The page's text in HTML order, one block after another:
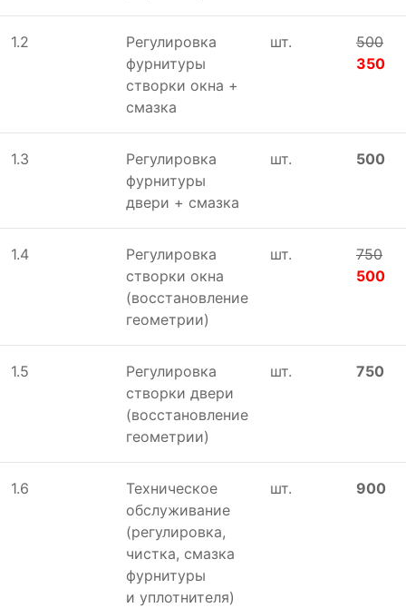
1.2
Регулировка
фурнитуры
створки окна +
смазка
шт.
500
350
1.3
Регулировка
фурнитуры
двери + смазка
шт. 500
1.4
Регулировка
створки окна
(восстановление
геометрии)
шт.
750
500
1.5
Регулировка
створки двери
(восстановление
геометрии)
шт. 750
1.6
Техническое
обслуживание
(регулировка,
чистка, смазка
фурнитуры
и уплотнителя)
шт. 900